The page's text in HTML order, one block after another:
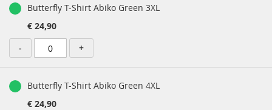
Butterfly T-Shirt Abiko Green 3XL
€ 24,90
-
+
Butterfly T-Shirt Abiko Green 4XL
€ 24,90